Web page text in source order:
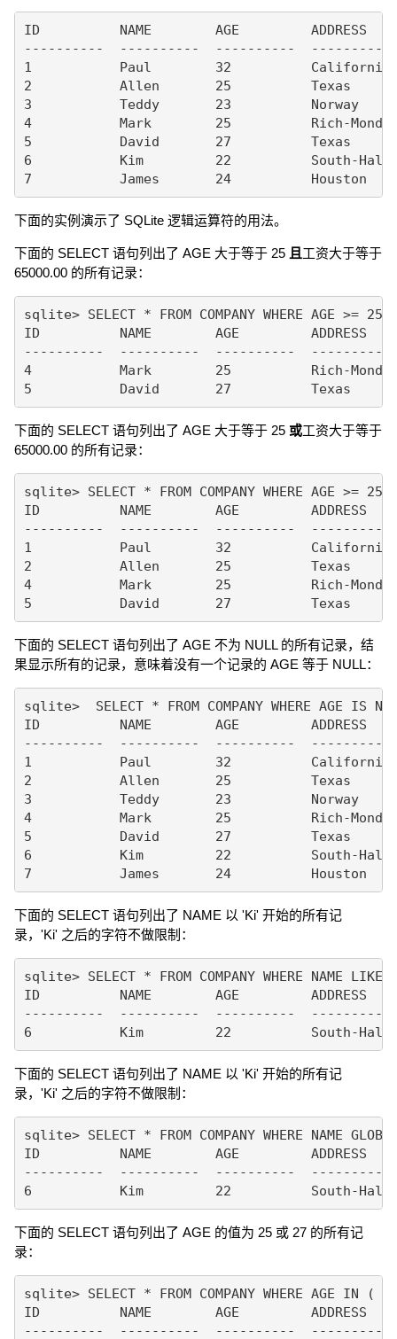
ID          NAME        AGE         ADDRESS
----------  ----------  ----------  ----------
1           Paul        32          California
2           Allen       25          Texas
3           Teddy       23          Norway
4           Mark        25          Rich-Mond
5           David       27          Texas
6           Kim         22          South-Hall
下面的实例演示了 SQLite 逻辑运算符的用法。
下面的 SELECT 语句列出了 AGE 大于等于 25 且 工资大于等于
65000.00 的所有记录：
sqlite> SELECT * FROM COMPANY WHERE AGE >= 25
ID          NAME        AGE         ADDRESS
----------  ----------  ----------  ----------
4           Mark        25          Rich-Mond
下面的 SELECT 语句列出了 AGE 大于等于 25 或工资大于等于
65000.00 的所有记录：
sqlite> SELECT * FROM COMPANY WHERE AGE >= 25
ID          NAME        AGE         ADDRESS
----------  ----------  ----------  ----------
1           Paul        32          California
2           Allen       25          Texas
4           Mark        25          Rich-Mond
下面的 SELECT 语句列出了 AGE 不为 NULL 的所有记录，结
果显示所有的记录，意味着没有一个记录的 AGE 等于 NULL：
sqlite>  SELECT * FROM COMPANY WHERE AGE IS
ID          NAME        AGE         ADDRESS
----------  ----------  ----------  ----------
1           Paul        32          California
2           Allen       25          Texas
3           Teddy       23          Norway
4           Mark        25          Rich-Mond
5           David       27          Texas
6           Kim         22          South-Hall
下面的 SELECT 语句列出了 NAME 以 'Ki' 开始的所有记
录，'Ki' 之后的字符不做限制：
sqlite> SELECT * FROM COMPANY WHERE NAME
ID          NAME        AGE         ADDRESS
----------  ----------  ----------  ----------
下面的 SELECT 语句列出了 NAME 以 'Ki' 开始的所有记
录，'Ki' 之后的字符不做限制：
sqlite> SELECT * FROM COMPANY WHERE NAME
ID          NAME        AGE         ADDRESS
----------  ----------  ----------  ----------
下面的 SELECT 语句列出了 AGE 的值为 25 或 27 的所有记
录：
sqlite> SELECT * FROM COMPANY WHERE AGE IN
ID          NAME        AGE         ADDRESS
----------  ----------  ----------  ----------